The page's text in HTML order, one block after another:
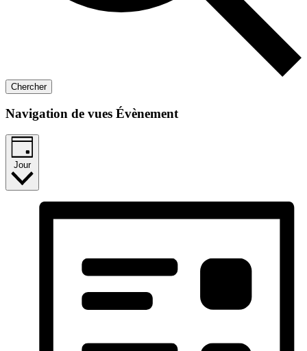
Chercher
Navigation de vues Évènement
Jour